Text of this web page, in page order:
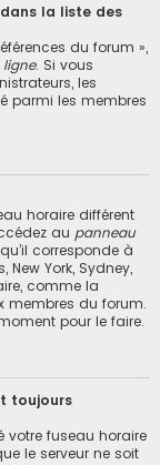
la liste des
du forum »,
ligne. Si vous
les
parmi les membres
horaire différent
au panneau
corresponde à
New York, Sydney,
comme la
membres du forum.
pour le faire.
toujours
votre fuseau horaire
le serveur ne soit